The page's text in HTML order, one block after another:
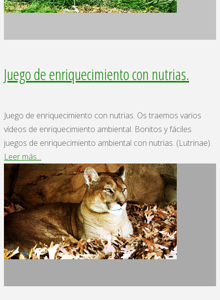
Juego de enriquecimiento con nutrias.
Juego de enriquecimiento con nutrias. Os traemos varios
vídeos de enriquecimiento ambiental. Bonitos y fáciles
juegos de enriquecimiento ambiental con nutrias. (Lutrinae).
Leer más...
de
enriquecimiento
con
nutrias."